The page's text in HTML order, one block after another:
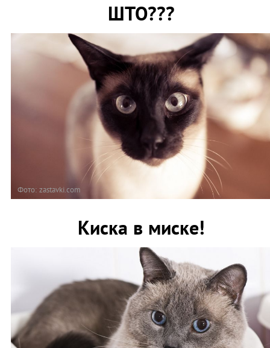
ШТО???
Фото: zastavki.com
Киска в миске!